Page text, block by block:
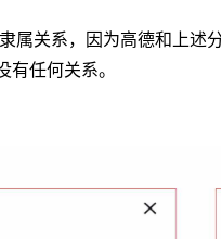
关系，因为高德和上述
任何关系。